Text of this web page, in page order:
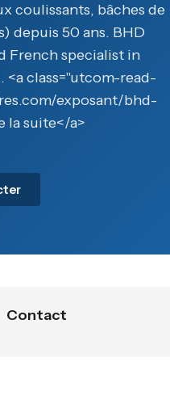
coulissants, bâches de
depuis 50 ans. BHD
French specialist in
class="utcom-read-
exposant/bhd-
la suite</a>
Contact